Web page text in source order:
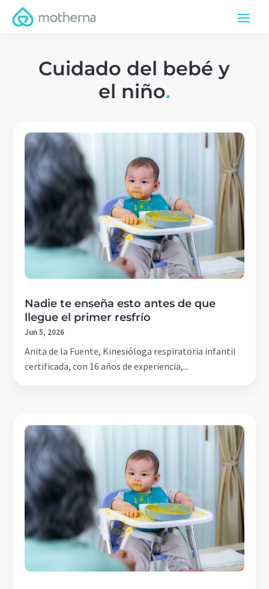
Cuidado del bebé y
el niño.
Nadie te enseña esto antes de que
llegue el primer resfrío
Jun 5, 2026
Anita de la Fuente, Kinesióloga respiratoria infantil
certificada, con 16 años de experiencia,...